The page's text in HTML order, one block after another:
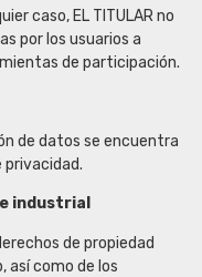
caso, EL TITULAR no
por los usuarios a
de participación.
de datos se encuentra
privacidad.
industrial
de propiedad
así como de los